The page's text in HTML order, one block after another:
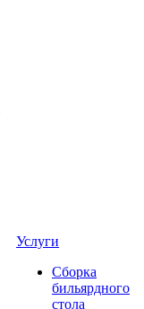
Услуги
Сборка
бильярдного
стола